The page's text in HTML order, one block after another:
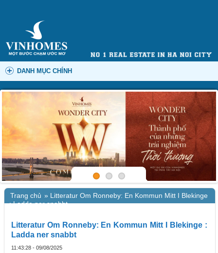
DANH MỤC CHÍNH
Trang chủ » Litteratur Om Ronneby: En Kommun Mitt I Blekinge
: Ladda ner snabbt
Litteratur Om Ronneby: En Kommun Mitt I Blekinge :
Ladda ner snabbt
11:43:28 - 09/08/2025